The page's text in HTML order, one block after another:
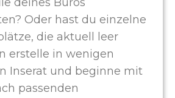
Oder hast du einzelne
die aktuell leer
erstelle in wenigen
Inserat und beginne mit
passenden